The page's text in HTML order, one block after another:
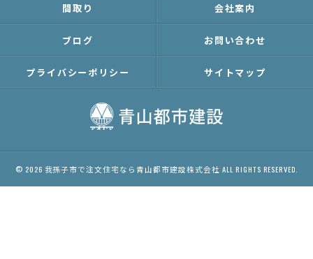
間取り 会社案内
ブログ お問い合わせ
プライバシーポリシー サイトマップ
© 2026 我孫子市で注文住宅なら青山都市建設株式会社 ALL RIGHTS RESERVED.